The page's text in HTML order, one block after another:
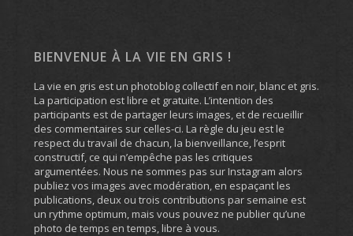
BIENVENUE À LA VIE EN GRIS !
La vie en gris est un photoblog collectif en noir, blanc et gris.
La participation est libre et gratuite. L’intention des
participants est de partager leurs images, et de recueillir
des commentaires sur celles-ci. La règle du jeu est le
respect du travail de chacun, la bienveillance, l’esprit
constructif, ce qui n’empêche pas les critiques
argumentées. Nous ne sommes pas sur Instagram alors
publiez vos images avec modération, en espaçant les
publications, deux ou trois contributions par semaine est
un rythme optimum, mais vous pouvez ne publier qu’une
photo de temps en temps, libre à vous.